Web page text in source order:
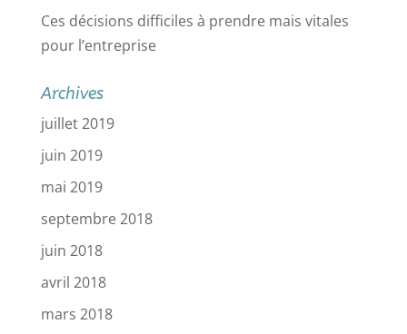
Ces décisions difficiles à prendre mais vitales
pour l’entreprise
Archives
juillet 2019
juin 2019
mai 2019
septembre 2018
juin 2018
avril 2018
mars 2018